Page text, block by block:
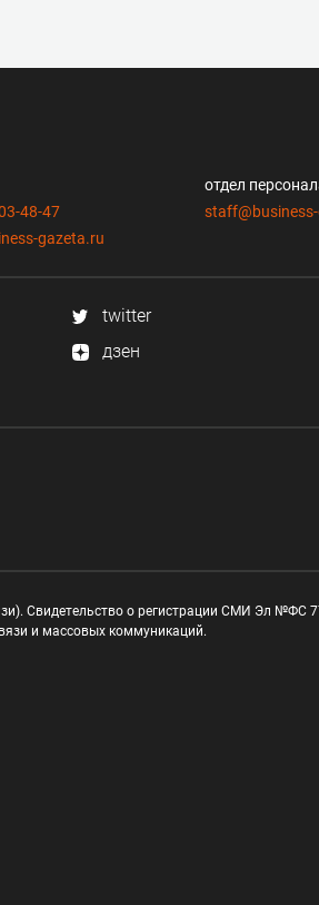
48-47
gazeta.ru
отдел
twitter
дзен
Свидетельство о регистрации СМИ Эл №ФС
и массовых коммуникаций.